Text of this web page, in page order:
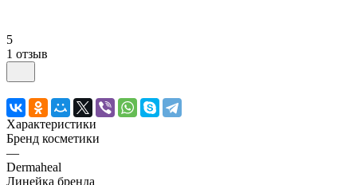
5
1 отзыв
Характеристики
Бренд косметики
—
Dermaheal
Линейка бренда